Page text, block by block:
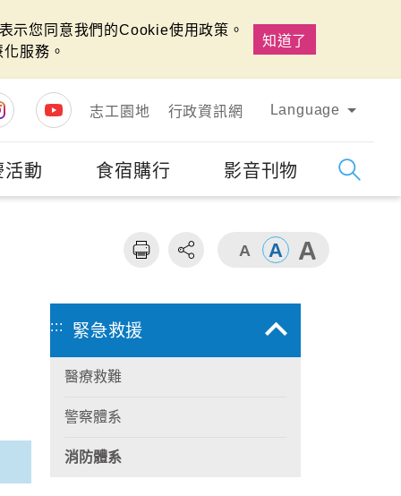
示您同意我們的Cookie使用政策。
服務。
知道了
志工園地 行政資訊網 Language
活動 食宿購行 影音刊物
::: 緊急救援
醫療救難
警察體系
消防體系